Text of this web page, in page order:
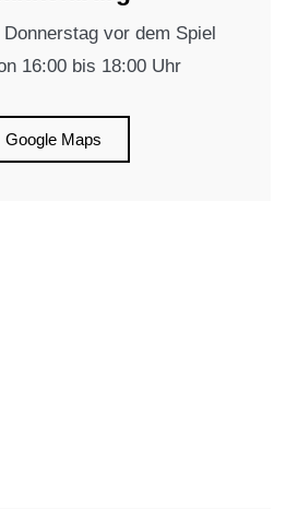
vor dem Spiel
16:00 bis 18:00 Uhr
Google Maps